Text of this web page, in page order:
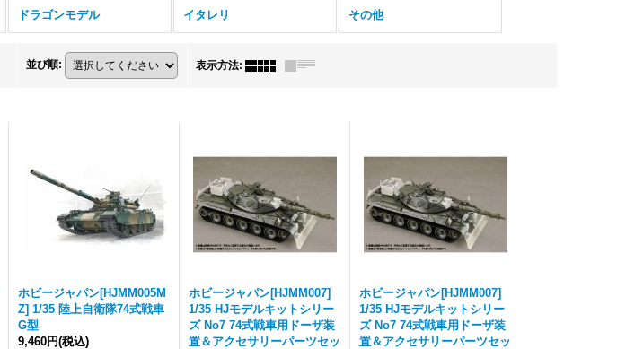
ドラゴンモデル イタレリ その他
並び順: 表示方法:
ホビージャパン[HJMM005M
Z] 1/35 陸上自衛隊74式戦車
G型
9,460円(税込)
ホビージャパン[HJMM007]
1/35 HJモデルキットシリー
ズ No7 74式戦車用ドーザ装
置＆アクセサリーパーツセッ
ホビージャパン[HJMM007]
1/35 HJモデルキットシリー
ズ No7 74式戦車用ドーザ装
置＆アクセサリーパーツセッ